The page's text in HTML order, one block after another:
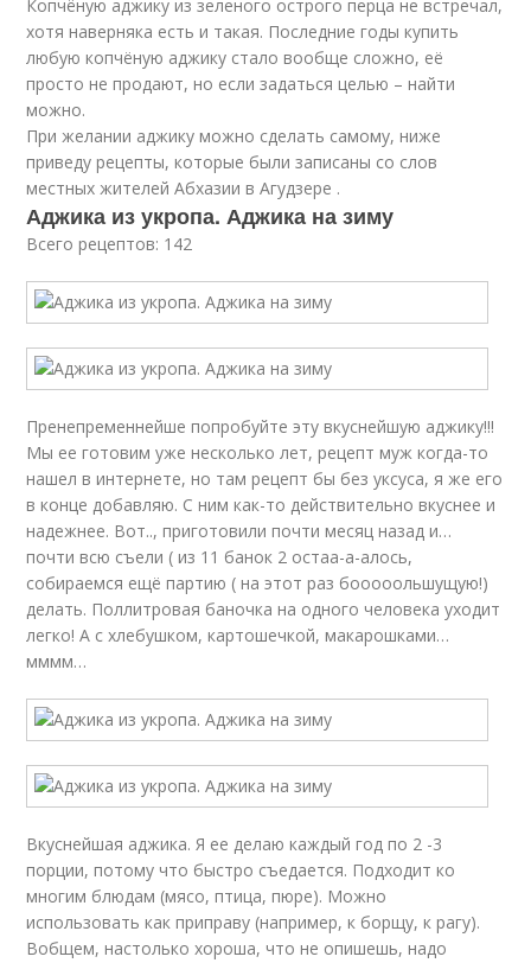
Копчёную аджику из зеленого острого перца не встречал,
хотя наверняка есть и такая. Последние годы купить
любую копчёную аджику стало вообще сложно, её
просто не продают, но если задаться целью – найти
можно.
При желании аджику можно сделать самому, ниже
приведу рецепты, которые были записаны со слов
местных жителей Абхазии в Агудзере .
Аджика из укропа. Аджика на зиму
Всего рецептов: 142
Пренепременнейше попробуйте эту вкуснейшую аджику!!!
Мы ее готовим уже несколько лет, рецепт муж когда-то
нашел в интернете, но там рецепт бы без уксуса, я же его
в конце добавляю. С ним как-то действительно вкуснее и
надежнее. Вот.., приготовили почти месяц назад и…
почти всю съели ( из 11 банок 2 остаа-а-алось,
собираемся ещё партию ( на этот раз бооооольшущую!)
делать. Поллитровая баночка на одного человека уходит
легко! А с хлебушком, картошечкой, макарошками…
мммм…
Вкуснейшая аджика. Я еe делаю каждый год по 2 -3
порции, потому что быстро съедается. Подходит ко
многим блюдам (мясо, птица, пюре). Можно
использовать как приправу (например, к борщу, к рагу).
Вобщем, настолько хороша, что не опишешь, надо